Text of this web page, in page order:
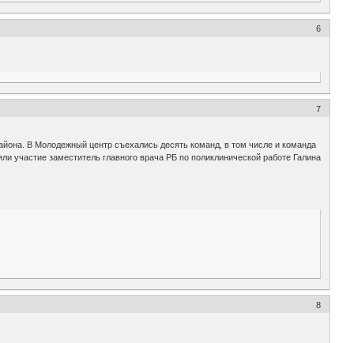
6
7
В Молодежный центр съехались десять команд, в том числе и команда
заместитель главного врача РБ по поликлинической работе Галина
8